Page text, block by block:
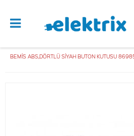
BEMİS ABS,DÖRTLÜ SİYAH BUTON KUTUSU